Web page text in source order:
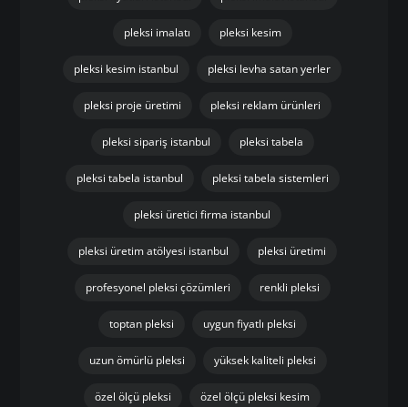
pleksi imalatı pleksi kesim
pleksi kesim istanbul pleksi levha satan yerler
pleksi proje üretimi pleksi reklam ürünleri
pleksi sipariş istanbul pleksi tabela
pleksi tabela istanbul pleksi tabela sistemleri
pleksi üretici firma istanbul
pleksi üretim atölyesi istanbul pleksi üretimi
profesyonel pleksi çözümleri renkli pleksi
toptan pleksi uygun fiyatlı pleksi
uzun ömürlü pleksi yüksek kaliteli pleksi
özel ölçü pleksi özel ölçü pleksi kesim